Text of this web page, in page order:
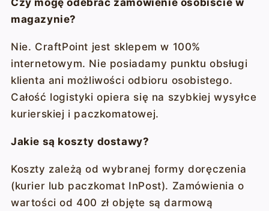
Czy mogę odebrać zamówienie osobiście w
magazynie?
Nie. CraftPoint jest sklepem w 100%
internetowym. Nie posiadamy punktu obsługi
klienta ani możliwości odbioru osobistego.
Całość logistyki opiera się na szybkiej wysyłce
kurierskiej i paczkomatowej.
Jakie są koszty dostawy?
Koszty zależą od wybranej formy doręczenia
(kurier lub paczkomat InPost). Zamówienia o
wartości od 400 zł objęte są darmową